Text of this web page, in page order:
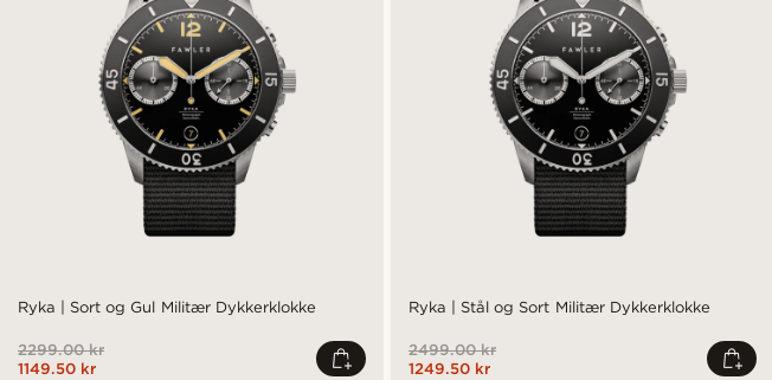
Ryka | Sort og Gul Militær Dykkerklokke
2299.00 kr
1149.50 kr
Ryka | Stål og Sort Militær Dykkerklokke
2499.00 kr
1249.50 kr